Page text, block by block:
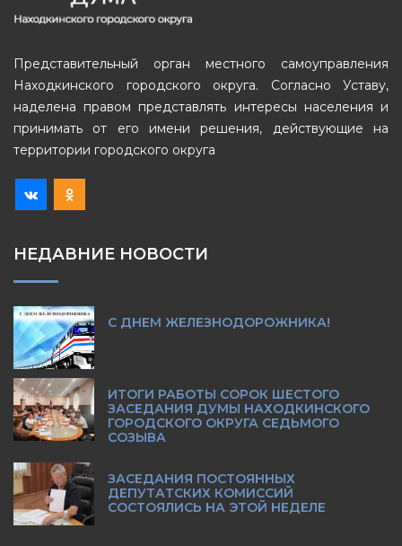
Представительный орган местного самоуправления
Находкинского городского округа. Согласно Уставу,
наделена правом представлять интересы населения и
принимать от его имени решения, действующие на
территории городского округа
НЕДАВНИЕ НОВОСТИ
С ДНЕМ ЖЕЛЕЗНОДОРОЖНИКА!
ИТОГИ РАБОТЫ СОРОК ШЕСТОГО
ЗАСЕДАНИЯ ДУМЫ НАХОДКИНСКОГО
ГОРОДСКОГО ОКРУГА СЕДЬМОГО
СОЗЫВА
ЗАСЕДАНИЯ ПОСТОЯННЫХ
ДЕПУТАТСКИХ КОМИССИЙ
СОСТОЯЛИСЬ НА ЭТОЙ НЕДЕЛЕ